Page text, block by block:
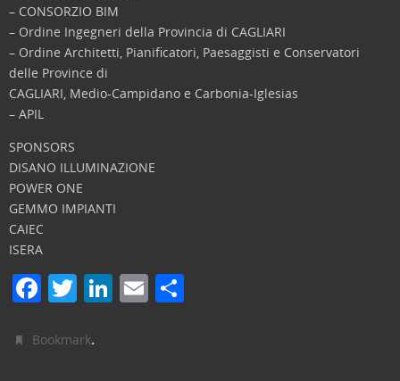
– CONSORZIO BIM
– Ordine Ingegneri della Provincia di CAGLIARI
– Ordine Architetti, Pianificatori, Paesaggisti e Conservatori
delle Province di
CAGLIARI, Medio-Campidano e Carbonia-Iglesias
– APIL
SPONSORS
DISANO ILLUMINAZIONE
POWER ONE
GEMMO IMPIANTI
CAIEC
ISERA
F
c
T
itt
Li E
Bookmark.